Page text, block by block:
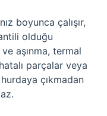
boyunca çalışır,
olduğu
aşınma, termal
parçalar veya
çıkmadan